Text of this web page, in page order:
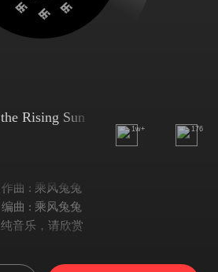
Rising Sun
1w+ 176
作曲 : 乘风兔兔
编曲 : 乘风兔兔
纯音乐，请欣赏